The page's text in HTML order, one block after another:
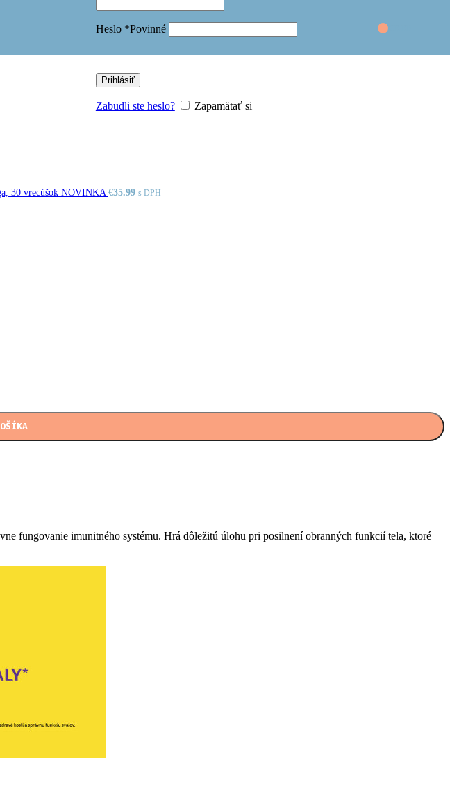
Heslo *Povinné
Prihlásiť
Zabudli ste heslo? Zapamätať si
€
30 vrecúšok NOVINKA €35.99 s DPH
fungovanie imunitného systému. Hrá dôležitú úlohu pri posilnení obranných funkcií tela, ktoré